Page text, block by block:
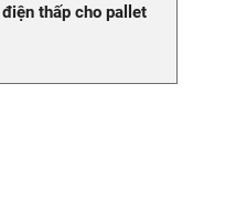
thấp cho pallet